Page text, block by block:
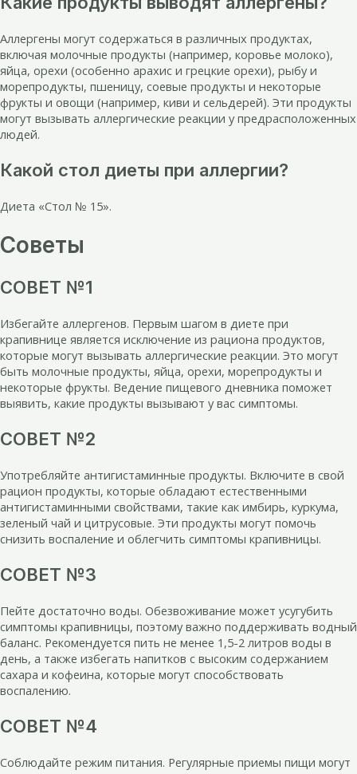
Аллергены могут содержаться в различных продуктах,
включая молочные продукты (например, коровье молоко),
яйца, орехи (особенно арахис и грецкие орехи), рыбу и
морепродукты, пшеницу, соевые продукты и некоторые
фрукты и овощи (например, киви и сельдерей). Эти продукты
могут вызывать аллергические реакции у предрасположенных
людей.
Какой стол диеты при аллергии?
Диета «Стол № 15».
Советы
СОВЕТ №1
Избегайте аллергенов. Первым шагом в диете при
крапивнице является исключение из рациона продуктов,
которые могут вызывать аллергические реакции. Это могут
быть молочные продукты, яйца, орехи, морепродукты и
некоторые фрукты. Ведение пищевого дневника поможет
выявить, какие продукты вызывают у вас симптомы.
СОВЕТ №2
Употребляйте антигистаминные продукты. Включите в свой
рацион продукты, которые обладают естественными
антигистаминными свойствами, такие как имбирь, куркума,
зеленый чай и цитрусовые. Эти продукты могут помочь
снизить воспаление и облегчить симптомы крапивницы.
СОВЕТ №3
Пейте достаточно воды. Обезвоживание может усугубить
симптомы крапивницы, поэтому важно поддерживать водный
баланс. Рекомендуется пить не менее 1,5-2 литров воды в
день, а также избегать напитков с высоким содержанием
сахара и кофеина, которые могут способствовать
воспалению.
СОВЕТ №4
Соблюдайте режим питания. Регулярные приемы пищи могут